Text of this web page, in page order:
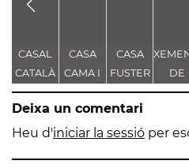
CASAL
CATALÀ
CASA
CAMA I
ESCURRA
CASA
FUSTER
DE
Deixa un comentari
Heu d'iniciar la sessió per